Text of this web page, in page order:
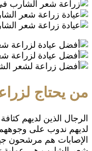
من يحتاج
الرجال الذين لديهم
لديهم ندوب على
الإصابات هم مرشحون